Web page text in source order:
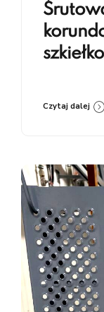
Czytaj dalej